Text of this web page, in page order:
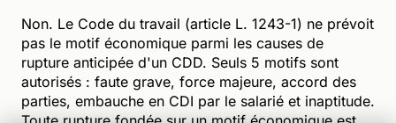
Non. Le Code du travail (article L. 1243-1) ne prévoit
pas le motif économique parmi les causes de
rupture anticipée d'un CDD. Seuls 5 motifs sont
autorisés : faute grave, force majeure, accord des
parties, embauche en CDI par le salarié et inaptitude.